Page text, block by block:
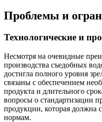
Проблемы и
Технологические и
Несмотря на очевидные
производства съедобных
достигла полного уровня
связаны с обеспечением
продукта и длительного
вопросы о стандартизации
продукции, которая должна
нормам.